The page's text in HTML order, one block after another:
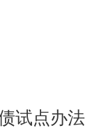
试点办法